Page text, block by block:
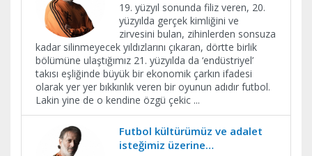
19. yüzyıl sonunda filiz veren, 20.
yüzyılda gerçek kimliğini ve
zirvesini bulan, zihinlerden sonsuza
kadar silinmeyecek yıldızlarını çıkaran, dörtte birlik
bölümüne ulaştığımız 21. yüzyılda da ‘endüstriyel’
takısı eşliğinde büyük bir ekonomik çarkın ifadesi
olarak yer yer bıkkınlık veren bir oyunun adıdır futbol.
Lakin yine de o kendine özgü çekic ...
Futbol kültürümüz ve adalet
isteğimiz üzerine…